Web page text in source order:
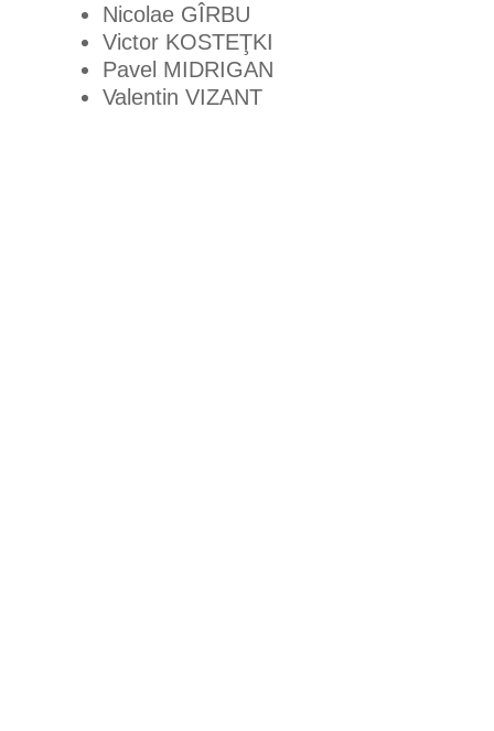
Nicolae GÎRBU
Victor KOSTEŢKI
Pavel MIDRIGAN
Valentin VIZANT